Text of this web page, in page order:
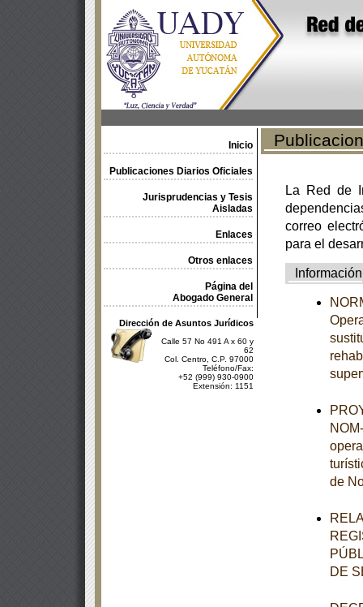
Inicio
Publicaciones Diarios Oficiales
Jurisprudencias y Tesis
Aisladas
Enlaces
Otros enlaces
Página del
Abogado General
Dirección de Asuntos Jurídicos
Calle 57 No 491 A x 60 y
62
Col. Centro, C.P. 97000
Teléfono/Fax:
+52 (999) 930-0900
Extensión: 1151
La Red de
correo
para el
Información
de
DE